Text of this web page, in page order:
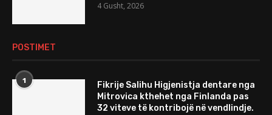
4 Gusht, 2026
POSTIMET
1
Fikrije Salihu Higjenistja dentare nga
Mitrovica kthehet nga Finlanda pas
32 viteve të kontribojë në vendlindje.